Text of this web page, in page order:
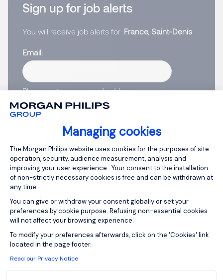
Managing cookies
Consent Management Platform:
The Morgan Philips website uses cookies for the purposes of site
operation, security, audience measurement, analysis and
improving your user experience . Your consent to the installation
of non-strictly necessary cookies is free and can be withdrawn at
any time.
You can give or withdraw your consent globally or set your
preferences by cookie purpose. Refusing non-essential cookies
will not affect your browsing experience.
To modify your preferences afterwards, click on the 'Cookies' link
located in the page footer.
Read our Privacy Notice
Sign up for job alerts
You will receive job alerts for: France, Saint-Denis
Email
Please enter your email address.
I have read thePrivacy Notice
Create job alert